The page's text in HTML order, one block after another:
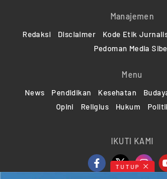
Manajemen
Redaksi Disclaimer Kode Etik
Pedoman Media
Menu
News Pendidikan Kesehatan
Opini
Religius Hukum
IKUTI KAMI
TUTUP